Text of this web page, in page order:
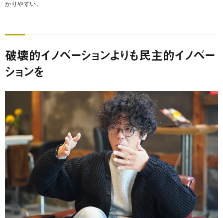
かりやすい。
破壊的イノベーションよりも民主的イノベー
ションを